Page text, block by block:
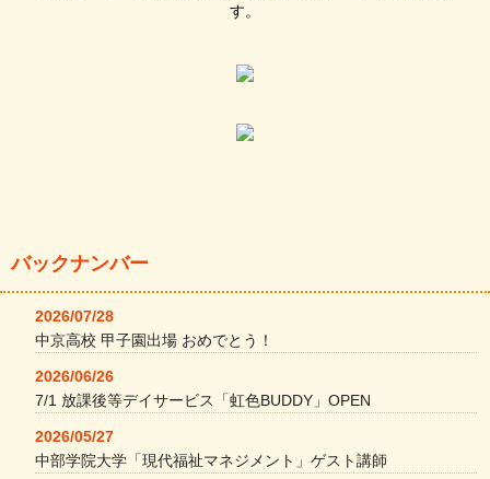
す。
バックナンバー
2026/07/28
中京高校 甲子園出場 おめでとう！
2026/06/26
7/1 放課後等デイサービス「虹色BUDDY」OPEN
2026/05/27
中部学院大学「現代福祉マネジメント」ゲスト講師